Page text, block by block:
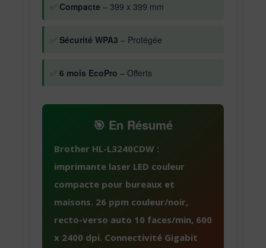
✅ Compacte – 399 x 399 mm
✅ Sécurité WPA3 – Protégée
✅ 6 mois EcoPro – Offerts
🎯 En Résumé
Brother HL-L3240CDW :
imprimante laser LED couleur
compacte pour bureaux et
maisons. 26 ppm couleur/noir,
recto-verso auto 10 faces/min, 600
x 2400 dpi. Connectivité Gigabit